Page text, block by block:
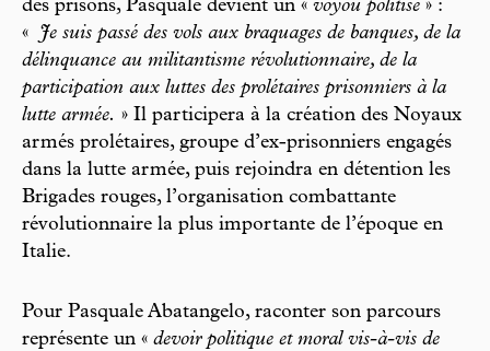
des prisons, Pasquale devient un « voyou politisé » :
«
Je suis passé des vols aux braquages de banques, de la
délinquance au militantisme révolutionnaire, de la
participation aux luttes des prolétaires prisonniers à la
lutte armée. » Il participera à la création des Noyaux
armés prolétaires, groupe d’ex-prisonniers engagés
dans la lutte armée, puis rejoindra en détention les
Brigades rouges, l’organisation combattante
révolutionnaire la plus importante de l’époque en
Italie.
Pour Pasquale Abatangelo, raconter son parcours
représente un « devoir politique et moral vis-à-vis de